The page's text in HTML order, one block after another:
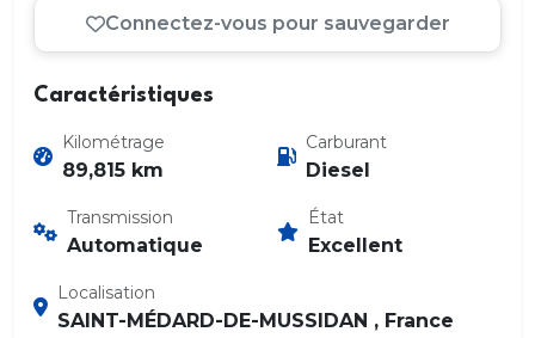
Connectez-vous pour sauvegarder
Caractéristiques
Kilométrage
89,815 km
Carburant
Diesel
Transmission
Automatique
État
Excellent
Localisation
SAINT-MÉDARD-DE-MUSSIDAN , France